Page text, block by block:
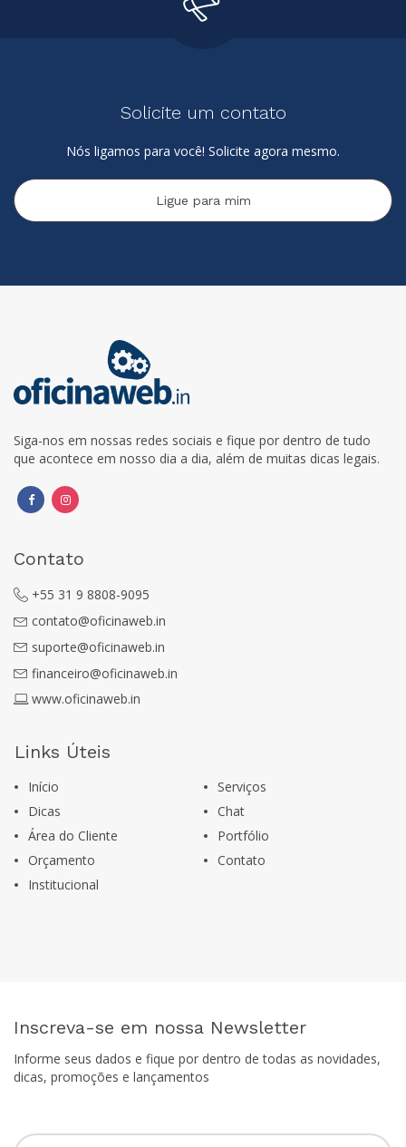
Solicite um contato
Nós ligamos para você! Solicite agora mesmo.
Ligue para mim
Siga-nos em nossas redes sociais e fique por dentro de tudo
que acontece em nosso dia a dia, além de muitas dicas legais.
Contato
+55 31 9 8808-9095
contato@oficinaweb.in
suporte@oficinaweb.in
financeiro@oficinaweb.in
www.oficinaweb.in
Links Úteis
Início
Serviços
Dicas
Chat
Área do Cliente
Portfólio
Orçamento
Contato
Institucional
Inscreva-se em nossa Newsletter
Informe seus dados e fique por dentro de todas as novidades,
dicas, promoções e lançamentos